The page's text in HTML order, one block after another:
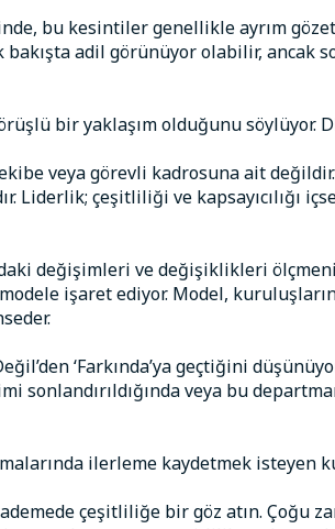
bu kesintiler genellikle ayrım
bakışta adil görünüyor olabilir,
bir yaklaşım olduğunu
veya görevli kadrosuna ait
Liderlik; çeşitliliği ve kapsayıcılığı
değişimleri ve değişiklikleri
işaret ediyor. Model,
‘Farkında’ya geçtiğini
sonlandırıldığında veya bu
ilerleme kaydetmek
çeşitliliğe bir göz atın. Çoğu